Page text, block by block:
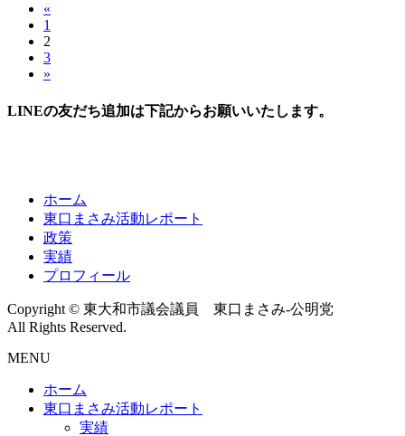
ペ
«
固
定
ペ
ー
1
固
定
ペ
ジ
2
固
定
ー
3
»
LINEの友だち追加は下記からお願いいたします。
ホーム
東口まさみ活動レポート
政策
実績
プロフィール
Copyright © 東大和市議会議員 東口まさみ-公明党
All Rights Reserved.
MENU
ホーム
東口まさみ活動レポート
実績